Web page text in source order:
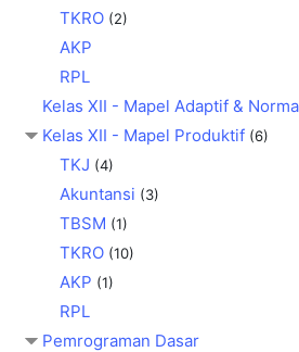
TKRO (2)
AKP
RPL
Kelas XII - Mapel Adaptif &
Kelas XII - Mapel Produktif (6)
TKJ (4)
Akuntansi (3)
TBSM (1)
TKRO (10)
AKP (1)
RPL
Pemrograman Dasar